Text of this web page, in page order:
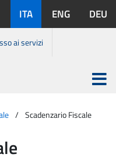
disponibili:
ITA ENG DEU
ai servizi
Apri
menu
Scadenzario Fiscale